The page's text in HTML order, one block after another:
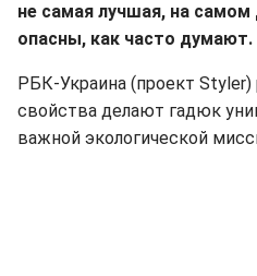
не самая лучшая, на самом
опасны, как часто думают.
РБК-Украина (проект Styler)
свойства делают гадюк
важной экологической